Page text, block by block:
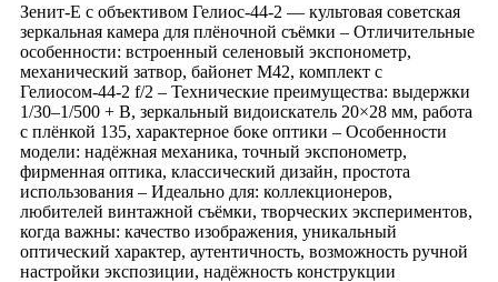
Зенит-Е с объективом Гелиос-44-2 — культовая советская
зеркальная камера для плёночной съёмки – Отличительные
особенности: встроенный селеновый экспонометр,
механический затвор, байонет М42, комплект с
Гелиосом-44-2 f/2 – Технические преимущества: выдержки
1/30–1/500 + B, зеркальный видоискатель 20×28 мм, работа
с плёнкой 135, характерное боке оптики – Особенности
модели: надёжная механика, точный экспонометр,
фирменная оптика, классический дизайн, простота
использования – Идеально для: коллекционеров,
любителей винтажной съёмки, творческих экспериментов,
когда важны: качество изображения, уникальный
оптический характер, аутентичность, возможность ручной
настройки экспозиции, надёжность конструкции